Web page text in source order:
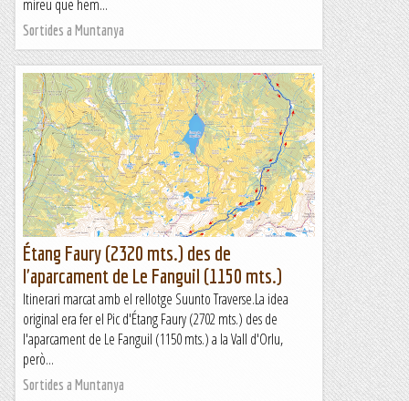
mireu que hem...
Sortides a Muntanya
Étang Faury (2320 mts.) des de
l'aparcament de Le Fanguil (1150 mts.)
Itinerari marcat amb el rellotge Suunto Traverse.La idea
original era fer el Pic d'Étang Faury (2702 mts.) des de
l'aparcament de Le Fanguil (1150 mts.) a la Vall d'Orlu,
però...
Sortides a Muntanya